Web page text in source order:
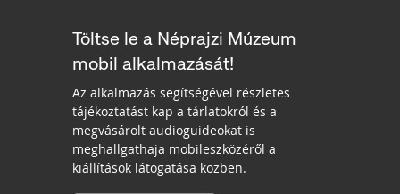
Töltse le a Néprajzi Múzeum
mobil alkalmazását!
Az alkalmazás segítségével részletes
tájékoztatást kap a tárlatokról és a
megvásárolt audioguideokat is
meghallgathaja mobileszközéről a
kiállítások látogatása közben.